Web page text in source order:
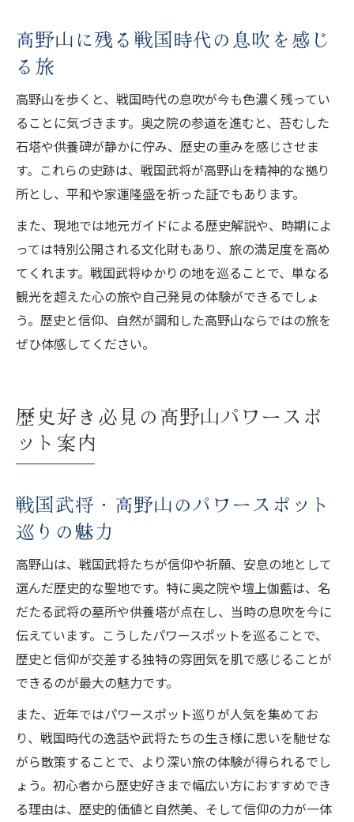
高野山に残る戦国時代の息吹を感じ
る旅
高野山を歩くと、戦国時代の息吹が今も色濃く残ってい
ることに気づきます。奥之院の参道を進むと、苔むした
石塔や供養碑が静かに佇み、歴史の重みを感じさせま
す。これらの史跡は、戦国武将が高野山を精神的な拠り
所とし、平和や家運隆盛を祈った証でもあります。
また、現地では地元ガイドによる歴史解説や、時期によ
っては特別公開される文化財もあり、旅の満足度を高め
てくれます。戦国武将ゆかりの地を巡ることで、単なる
観光を超えた心の旅や自己発見の体験ができるでしょ
う。歴史と信仰、自然が調和した高野山ならではの旅を
ぜひ体感してください。
歴史好き必見の高野山パワースポ
ット案内
戦国武将・高野山のパワースポット
巡りの魅力
高野山は、戦国武将たちが信仰や祈願、安息の地として
選んだ歴史的な聖地です。特に奥之院や壇上伽藍は、名
だたる武将の墓所や供養塔が点在し、当時の息吹を今に
伝えています。こうしたパワースポットを巡ることで、
歴史と信仰が交差する独特の雰囲気を肌で感じることが
できるのが最大の魅力です。
また、近年ではパワースポット巡りが人気を集めてお
り、戦国時代の逸話や武将たちの生き様に思いを馳せな
がら散策することで、より深い旅の体験が得られるでし
ょう。初心者から歴史好きまで幅広い方におすすめでき
る理由は、歴史的価値と自然美、そして信仰の力が一体